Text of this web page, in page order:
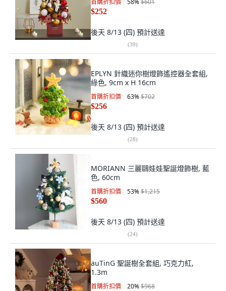
首購折扣價 58%$601
$252
後天 8/13 (四) 預計送達
(39)
EPLYN 針織迷你樹燈飾遙控器全套組,
綠色, 9cm x H 16cm
首購折扣價 63%$702
$256
後天 8/13 (四) 預計送達
(28)
MORIANN 三麗鷗娃娃聖誕燈飾樹, 藍
色, 60cm
首購折扣價 53%$1,215
$560
後天 8/13 (四) 預計送達
(24)
auTinG 聖誕樹全套組, 巧克力紅,
1.3m
首購折扣價 20%$968